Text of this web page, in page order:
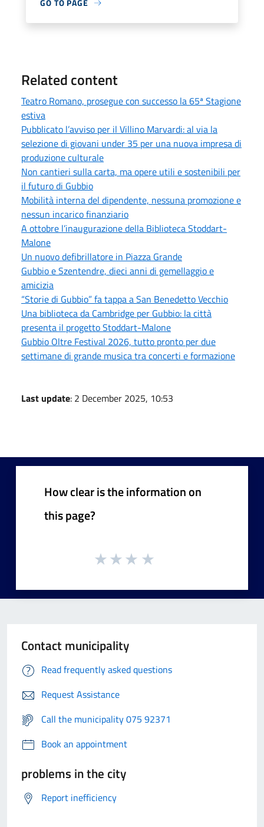
GO TO PAGE
Related content
Teatro Romano, prosegue con successo la 65ª Stagione
estiva
Pubblicato l’avviso per il Villino Marvardi: al via la
selezione di giovani under 35 per una nuova impresa di
produzione culturale
Non cantieri sulla carta, ma opere utili e sostenibili per
il futuro di Gubbio
Mobilità interna del dipendente, nessuna promozione e
nessun incarico finanziario
A ottobre l’inaugurazione della Biblioteca Stoddart-
Malone
Un nuovo defibrillatore in Piazza Grande
Gubbio e Szentendre, dieci anni di gemellaggio e
amicizia
“Storie di Gubbio” fa tappa a San Benedetto Vecchio
Una biblioteca da Cambridge per Gubbio: la città
presenta il progetto Stoddart-Malone
Gubbio Oltre Festival 2026, tutto pronto per due
settimane di grande musica tra concerti e formazione
Last update: 2 December 2025, 10:53
How clear is the information on
this page?
Contact municipality
Read frequently asked questions
Request Assistance
Call the municipality 075 92371
Book an appointment
problems in the city
Report inefficiency